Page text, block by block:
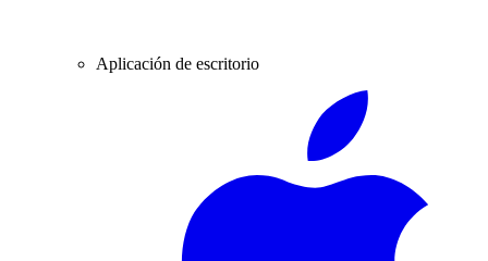
Aplicación de escritorio